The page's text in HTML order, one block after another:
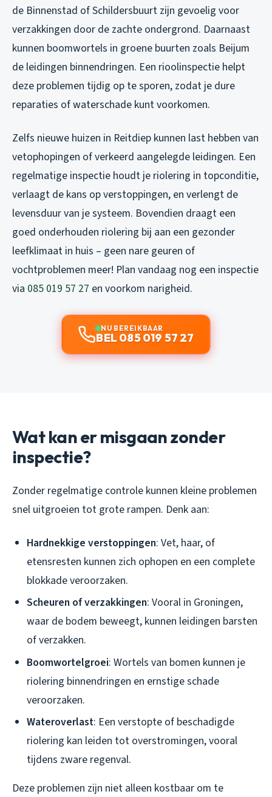
de Binnenstad of Schildersbuurt zijn gevoelig voor
verzakkingen door de zachte ondergrond. Daarnaast
kunnen boomwortels in groene buurten zoals Beijum
de leidingen binnendringen. Een rioolinspectie helpt
deze problemen tijdig op te sporen, zodat je dure
reparaties of waterschade kunt voorkomen.
Zelfs nieuwe huizen in Reitdiep kunnen last hebben van
vetophopingen of verkeerd aangelegde leidingen. Een
regelmatige inspectie houdt je riolering in topconditie,
verlaagt de kans op verstoppingen, en verlengt de
levensduur van je systeem. Bovendien draagt een
goed onderhouden riolering bij aan een gezonder
leefklimaat in huis – geen nare geuren of
vochtproblemen meer! Plan vandaag nog een inspectie
via 085 019 57 27 en voorkom narigheid.
NU BEREIKBAAR
BEL 085 019 57 27
Wat kan er misgaan zonder
inspectie?
Zonder regelmatige controle kunnen kleine problemen
snel uitgroeien tot grote rampen. Denk aan:
Hardnekkige verstoppingen: Vet, haar, of
etensresten kunnen zich ophopen en een complete
blokkade veroorzaken.
Scheuren of verzakkingen: Vooral in Groningen,
waar de bodem beweegt, kunnen leidingen barsten
of verzakken.
Boomwortelgroei: Wortels van bomen kunnen je
riolering binnendringen en ernstige schade
veroorzaken.
Wateroverlast: Een verstopte of beschadigde
riolering kan leiden tot overstromingen, vooral
tijdens zware regenval.
Deze problemen zijn niet alleen kostbaar om te